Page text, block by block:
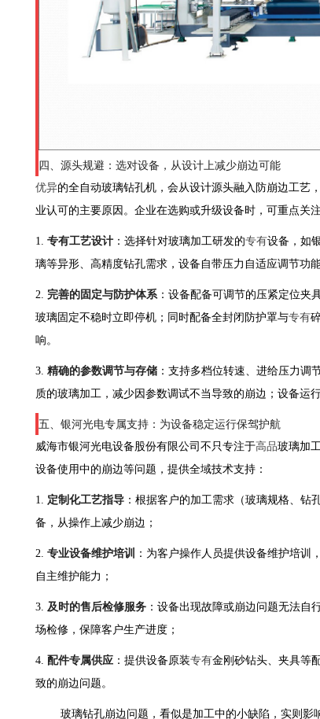
四、源头规避：选对设备，从设计上减少崩边可能
优异的全自动玻璃钻孔机，会从设计源头融入防崩边工艺
业认可的主要原因。企业在选购或升级设备时，可重点关
1. 专有工艺设计 ：选择针对玻璃加工研发的专有设备，如
璃等异形、高精度钻孔需求，设备自带压力自适应调节功
2. 完善的固定与防护体系 ：设备配备可调节的压紧定位夹
玻璃固定不稳时立即停机；同时配备全封闭防护罩与专有
响。
3. 精确的参数调节与存储 ：支持多档位转速、进给压力调
质的玻璃加工，减少因参数调试不当导致的崩边；设备运
五、银河光电专属支持：为设备稳定运行保驾护航
威海市银河光电设备股份有限公司不只专注于高品玻璃加
设备使用中的崩边等问题，提供全域技术支持：
1. 定制化工艺指导 ：根据客户的加工需求（玻璃规格、钻
备，从操作上减少崩边；
2. 专业设备维护培训
：为客户操作人员提供设备维护培训
自主维护能力；
3. 及时的售后检修服务 ：设备出现故障或崩边问题无法
场检修，保障客户生产进度；
4. 配件专属供应 ：提供设备原装专有金刚砂钻头、夹具等
致的崩边问题。
玻璃钻孔崩边问题，看似是加工中的小缺陷，实则